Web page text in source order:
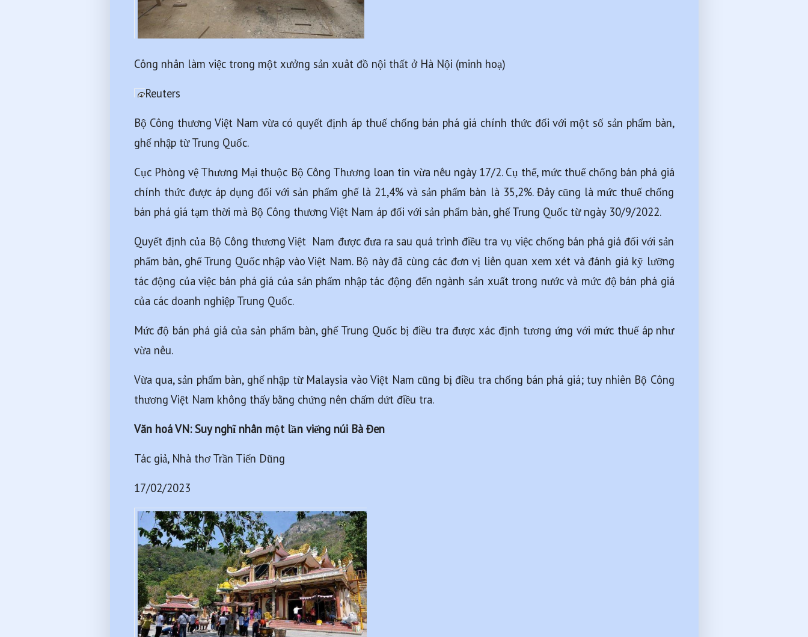
Công nhân làm việc trong một xưởng sản xuât đồ nội thất ở Hà Nội (minh hoạ)
Reuters
Bộ Công thương Việt Nam vừa có quyết định áp thuế chống bán phá giá chính thức đối với một số sản phẩm bàn,
ghế nhập từ Trung Quốc.
Cục Phòng vệ Thương Mại thuộc Bộ Công Thương loan tin vừa nêu ngày 17/2. Cụ thể, mức thuế chống bán phá giá
chính thức được áp dụng đối với sản phẩm ghế là 21,4% và sản phẩm bàn là 35,2%. Đây cũng là mức thuế chống
bán phá giá tạm thời mà Bộ Công thương Việt Nam áp đối với sản phẩm bàn, ghế Trung Quốc từ ngày 30/9/2022.
Quyết định của Bộ Công thương Việt  Nam được đưa ra sau quá trình điều tra vụ việc chống bán phá giá đối với sản
phẩm bàn, ghế Trung Quốc nhập vào Việt Nam. Bộ này đã cùng các đơn vị liên quan xem xét và đánh giá kỹ lưỡng
tác động của việc bán phá giá của sản phẩm nhập tác động đến ngành sản xuất trong nước và mức độ bán phá giá
của các doanh nghiệp Trung Quốc.
Mức độ bán phá giá của sản phẩm bàn, ghế Trung Quốc bị điều tra được xác định tương ứng với mức thuế áp như
vừa nêu.
Vừa qua, sản phẩm bàn, ghế nhập từ Malaysia vào Việt Nam cũng bị điều tra chống bán phá giá; tuy nhiên Bộ Công
thương Việt Nam không thấy bằng chứng nên chấm dứt điều tra.
Văn hoá VN: Suy nghĩ nhân một lần viếng núi Bà Đen
Tác giả, Nhà thơ Trần Tiến Dũng
17/02/2023